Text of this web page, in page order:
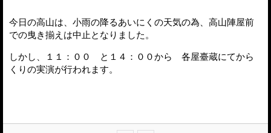
今日の高山は、小雨の降るあいにくの天気の為、高山陣屋前
での曳き揃えは中止となりました。
しかし、１１：００ と１４：００から 各屋臺蔵にてから
くりの実演が行われます。